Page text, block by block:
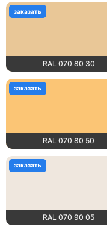
RAL 070 80 30
заказать
RAL 070 80 50
заказать
RAL 070 90 05
заказать